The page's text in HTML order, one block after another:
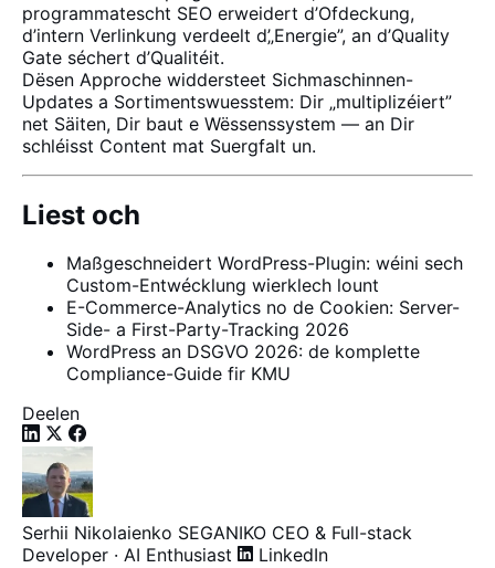
programmatescht SEO erweidert d’Ofdeckung,
d’intern Verlinkung verdeelt d’„Energie”, an d’Quality
Gate séchert d’Qualitéit.
Dësen Approche widdersteet Sichmaschinnen-
Updates a Sortimentswuesstem: Dir „multiplizéiert”
net Säiten, Dir baut e Wëssenssystem — an Dir
schléisst Content mat Suergfalt un.
Liest och
Maßgeschneidert WordPress-Plugin: wéini sech
Custom-Entwécklung wierklech lount
E-Commerce-Analytics no de Cookien: Server-
Side- a First-Party-Tracking 2026
WordPress an DSGVO 2026: de komplette
Compliance-Guide fir KMU
Deelen
Serhii Nikolaienko SEGANIKO CEO & Full-stack
Developer · AI Enthusiast
LinkedIn